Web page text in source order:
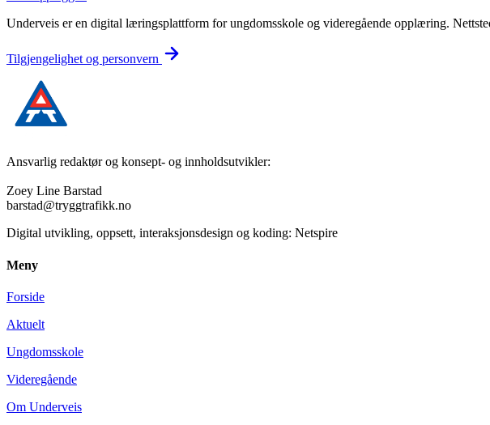
Underveis er en digital læringsplattform for ungdomsskole og videregående opplæring.
Tilgjengelighet og personvern
Ansvarlig redaktør og konsept- og innholdsutvikler:
Zoey Line Barstad
barstad@tryggtrafikk.no
Digital utvikling, oppsett, interaksjonsdesign og koding: Netspire
Meny
Forside
Aktuelt
Ungdomsskole
Videregående
Om Underveis